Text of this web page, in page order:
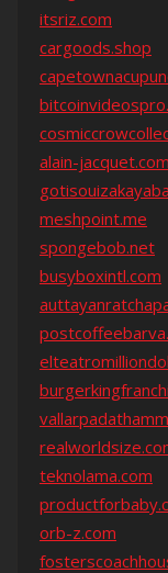
itsriz.com
cargoods.shop
alain-jacquet.com
meshpoint.me
spongebob.net
busyboxintl.com
teknolama.com
orb-z.com